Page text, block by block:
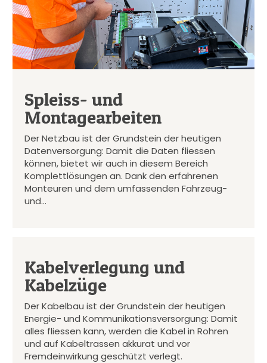
Spleiss- und
Montagearbeiten
Der Netzbau ist der Grundstein der heutigen
Datenversorgung: Damit die Daten fliessen
können, bietet wir auch in diesem Bereich
Komplettlösungen an. Dank den erfahrenen
Monteuren und dem umfassenden Fahrzeug-
und…
Kabelverlegung und
Kabelzüge
Der Kabelbau ist der Grundstein der heutigen
Energie- und Kommunikationsversorgung: Damit
alles fliessen kann, werden die Kabel in Rohren
und auf Kabeltrassen akkurat und vor
Fremdeinwirkung geschützt verlegt.